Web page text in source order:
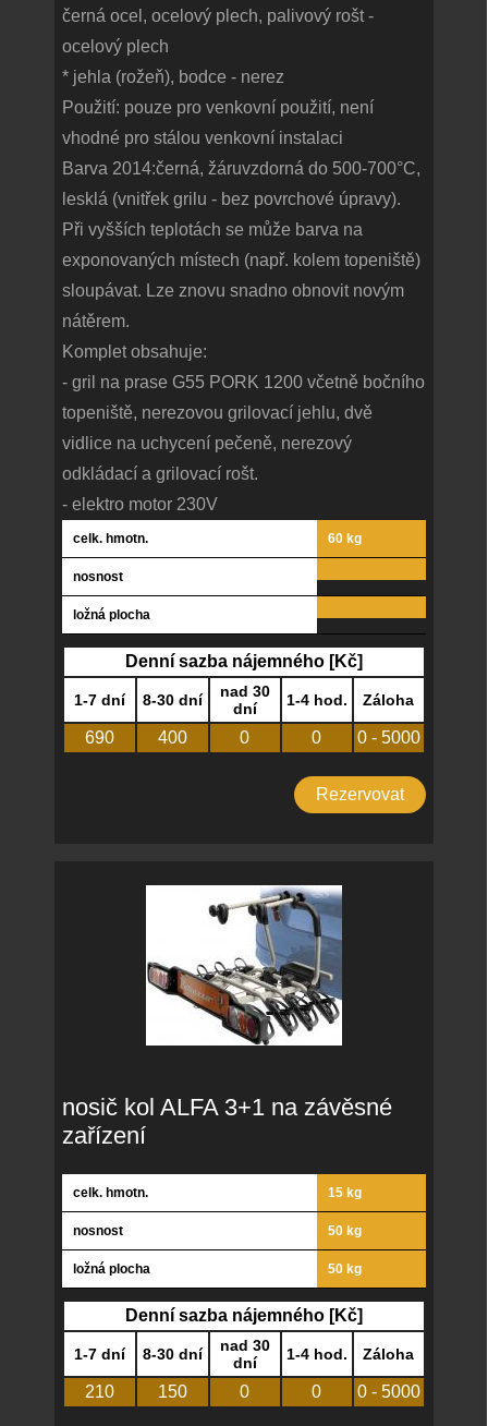
černá ocel, ocelový plech, palivový rošt -
ocelový plech
* jehla (rožeň), bodce - nerez
Použití: pouze pro venkovní použití, není
vhodné pro stálou venkovní instalaci
Barva 2014:černá, žáruvzdorná do 500-700°C,
lesklá (vnitřek grilu - bez povrchové úpravy).
Při vyšších teplotách se může barva na
exponovaných místech (např. kolem topeniště)
sloupávat. Lze znovu snadno obnovit novým
nátěrem.
Komplet obsahuje:
- gril na prase G55 PORK 1200 včetně bočního
topeniště, nerezovou grilovací jehlu, dvě
vidlice na uchycení pečeně, nerezový
odkládací a grilovací rošt.
- elektro motor 230V
celk. hmotn. 60 kg
nosnost
ložná plocha
Denní sazba nájemného [Kč]
1-7 dní 8-30 dní
nad 30
dní
1-4 hod. Záloha
690 400 0 0 0 - 5000
Rezervovat
nosič kol ALFA 3+1 na závěsné
zařízení
celk. hmotn. 15 kg
nosnost 50 kg
ložná plocha 50 kg
Denní sazba nájemného [Kč]
1-7 dní 8-30 dní
nad 30
dní
1-4 hod. Záloha
210 150 0 0 0 - 5000